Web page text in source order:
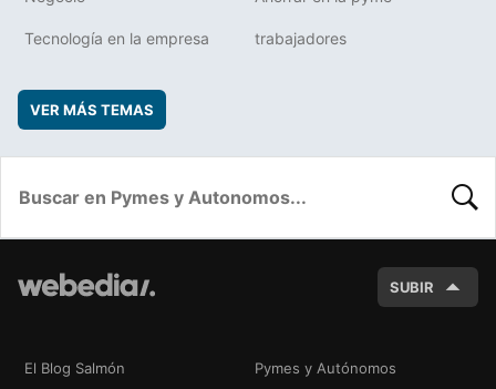
Tecnología en la empresa trabajadores
VER MÁS TEMAS
SUBIR
El Blog Salmón Pymes y Autónomos